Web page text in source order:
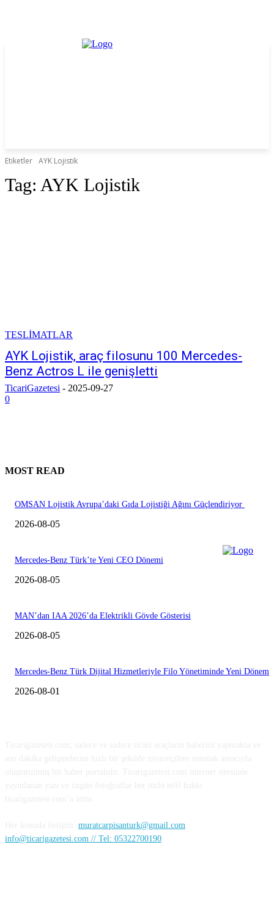
Etiketler AYK Lojistik
Tag: AYK Lojistik
TESLİMATLAR
AYK Lojistik, araç filosunu 100 Mercedes-
Benz Actros L ile genişletti
TicariGazetesi - 2025-09-27
0
MOST READ
OMSAN Lojistik Avrupa’daki Gıda Lojistiği Ağını Güçlendiriyor
2026-08-05
Mercedes-Benz Türk’te Yeni CEO Dönemi
2026-08-05
MAN’dan IAA 2026’da Elektrikli Gövde Gösterisi
2026-08-05
Mercedes-Benz Türk Dijital Hizmetleriyle Filo Yönetiminde Yeni Dönem
2026-08-01
muratcarpisanturk@gmail.com
info@ticarigazetesi.com // Tel: 05322700190